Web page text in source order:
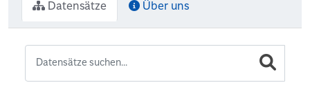
Datensätze Über uns